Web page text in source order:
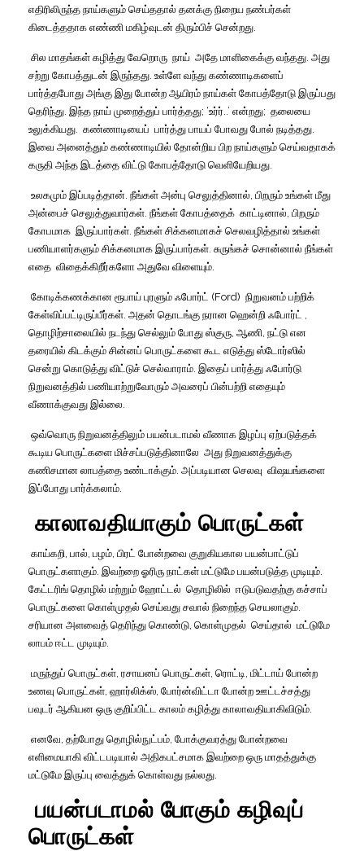
எதிரிலிருந்த நாய்களும் செய்ததால் தனக்கு நிறைய நண்பர்கள்
கிடைத்ததாக எண்ணி மகிழ்வுடன் திரும்பிச் சென்றது
சில மாதங்கள் கழித்து வேறொரு நாய் அதே மாளிகைக்கு வந்தது அது
சற்று கோபத்துடன் இருந்தது உள்ளே வந்து கண்ணாடிகளைப்
பார்த்தபோது அங்கு இது போன்ற ஆயிரம் நாய்கள் கோபத்தோடு இருப்பது
தெரிந்து இந்த நாய் முறைத்துப் பார்த்தது; ‘உர்ர் ..’ என்றது; தலையை
உலுக்கியது கண்ணாடியைப் பார்த்து பாயப் போவது போல் நடித்தது
இவை அனைத்தும் கண்ணாடியில் தோன்றிய பிற நாய்களும் செய்வதாகக்
கருதி அந்த இடத்தை விட்டு கோபத்தோடு வெளியேறியது
உலகமும் இப்படித்தான் நீங்கள் அன்பு செலுத்தினால் பிறரும் உங்கள் மீது
அன்பைச் செலுத்துவார்கள் நீங்கள் கோபத்தைக் காட்டினால் பிறரும்
கோபமாக இருப்பார்கள் நீங்கள் சிக்கனமாகச் செலவழித்தால் உங்கள்
பணியாளர்களும் சிக்கனமாக இருப்பார்கள் சுருங்கச் சொன்னால் நீங்கள்
எதை விதைக்கிறீர்களோ அதுவே விளையும்
கோடிக்கணக்கான ரூபாய் புரளும் ஃபோர்ட் (Ford) நிறுவனம் பற்றிக்
கேள்விப்பட்டிருப்பீர்கள் அதன் தொடங்கு நரான ஹென்றி ஃபோர்ட்
தொழிற்சாலையில் நடந்து செல்லும் போது ஸ்குரு ஆணி நட்டு என
தரையில் கிடக்கும் சின்னப் பொருட்களை கூட எடுத்து ஸ்டோர்ஸில்
சென்று கொடுத்து விட்டுச் செல்வாராம் இதைப் பார்த்து ஃபோர்டு
நிறுவனத்தில் பணியாற்றுவோரும் அவரைப் பின்பற்றி எதையும்
வீணாக்குவது இல்லை
ஒவ்வொரு நிறுவனத்திலும் பயன்படாமல் வீணாக இழப்பு ஏற்படுத்தக்
கூடிய பொருட்களை மிச்சப்படுத்தினாலே அது நிறுவனத்துக்கு
கணிசமான லாபத்தை உண்டாக்கும் அப்படியான செலவு விஷயங்களை
இப்போது பார்க்கலாம்
காலாவதியாகும் பொருட்கள்
காய்கறி பால் பழம் பிரட் போன்றவை குறுகியகால பயன்பாட்டுப்
பொருட்களாகும் இவற்றை ஓரிரு நாட்கள் மட்டுமே பயன்படுத்த முடியும்
கேட்டரிங் தொழில் மற்றும் ஹோட்டல் தொழிலில் ஈடுபடுவதற்கு கச்சாப்
பொருட்களை கொள்முதல் செய்வது சவால் நிறைந்த செயலாகும்
சரியான அளவைத் தெரிந்து கொண்டு கொள்முதல் செய்தால் மட்டுமே
லாபம் ஈட்ட முடியும்
மருந்துப் பொருட்கள் ரசாயனப் பொருட்கள் ரொட்டி மிட்டாய் போன்ற
உணவு பொருட்கள் ஹார்லிக்ஸ் போர்ன்விட்டா போன்ற ஊட்டச்சத்து
பவுடர் ஆகியன ஒரு குறிப்பிட்ட காலம் கழித்து காலாவதியாகிவிடும்
எனவே தற்போது தொழில்நுட்பம் போக்குவரத்து போன்றவை
எளிமையாகி விட்டபடியால் அதிகபட்சமாக இவற்றை ஒரு மாதத்துக்கு
மட்டுமே இருப்பு வைத்துக் கொள்வது நல்லது
பயன்படாமல் போகும் கழிவுப்
பொருட்கள்